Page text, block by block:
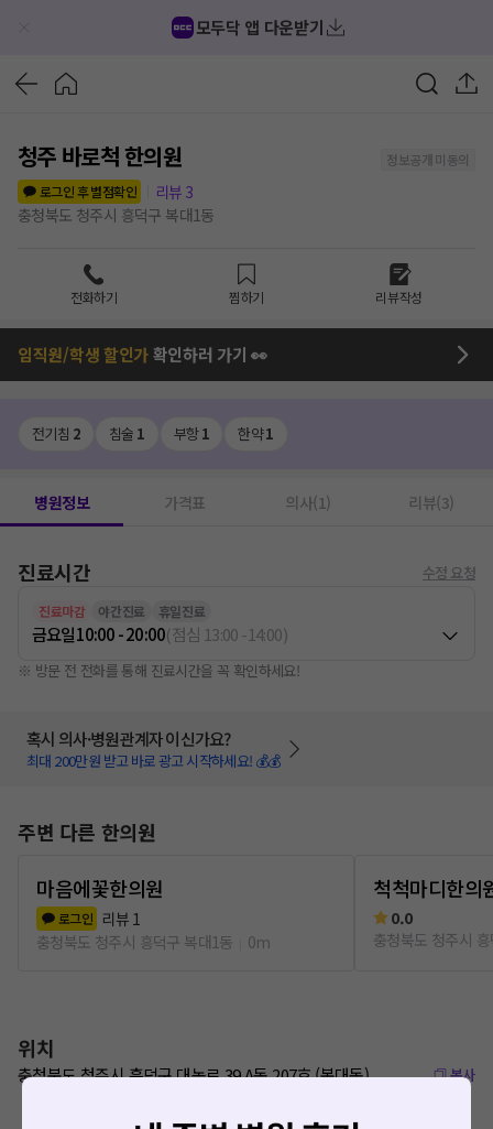
모두닥 앱 다운받기
청주 바로척 한의원
정보공개 미동의
로그인 후 별점확인
리뷰 3
충청북도 청주시 흥덕구 복대1동
전화하기 찜하기 리뷰작성
임직원/학생 할인가확인하러 가기 👀
전기침 2 침술 1 부항1 한약1
병원정보 가격표 의사(1) 리뷰(3)
진료시간 수정 요청
진료마감 야간진료 휴일진료
금요일10:00 - 20:00(점심 13:00-14:00)
※ 방문 전 전화를 통해 진료시간을 꼭 확인하세요!
혹시 의사·병원관계자 이신가요?
최대 200만원 받고 바로 광고 시작하세요! 💰💰
주변 다른 한의원
마음에꽃한의원
로그인 리뷰 1
충청북도 청주시 흥덕구 복대1동
0m
척척마디한의
0.0
충청북도 청주시
위치
충청북도 청주시 흥덕구 대농로 39 A동 207호 (복대동) 복사